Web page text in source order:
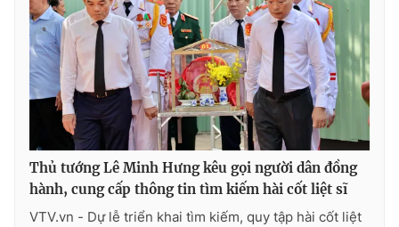
Thủ tướng Lê Minh Hưng kêu gọi người dân đồng
hành, cung cấp thông tin tìm kiếm hài cốt liệt sĩ
VTV.vn - Dự lễ triển khai tìm kiếm, quy tập hài cốt liệt